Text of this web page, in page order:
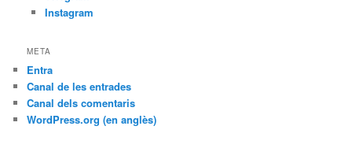
Instagram
META
Entra
Canal de les entrades
Canal dels comentaris
WordPress.org (en anglès)